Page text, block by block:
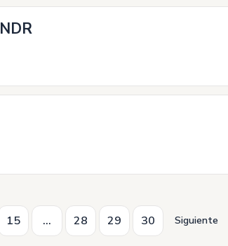
15 ... 28 29 30 Siguiente